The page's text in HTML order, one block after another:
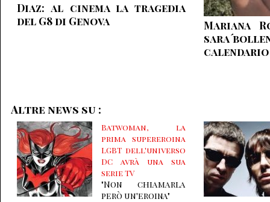
Diaz: al cinema la tragedia
del G8 di Genova
Mariana
calendario
Altre news su :
Batwoman, la
prima supereroina
LGBT dell'universo
DC avrà una sua
serie TV
"Non chiamarla
però un'eroina"